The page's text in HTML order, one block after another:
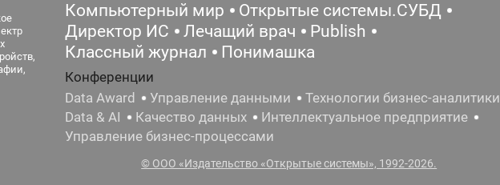
Компьютерный мир
Открытые системы.СУБД
Директор ИС
Лечащий врач
Publish
Классный журнал
Понимашка
Конференции
Data Award
Управление данными
Технологии бизнес-аналитики
Data & AI
Качество данных
Интеллектуальное предприятие
Управление бизнес-процессами
© ООО «Издательство «Открытые системы», 1992-2026.